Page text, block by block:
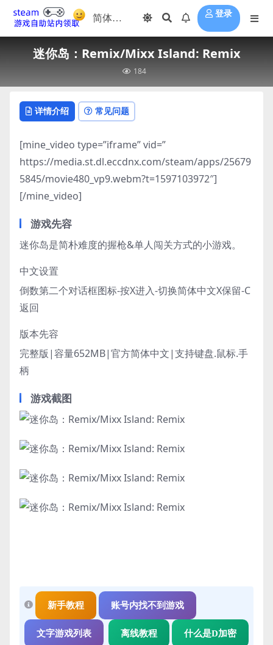
登录
迷你岛：Remix/Mixx Island: Remix
184
详情介绍 常见问题
[mine_video type=”iframe” vid=”
https://media.st.dl.eccdnx.com/steam/apps/25679
5845/movie480_vp9.webm?t=1597103972″]
[/mine_video]
游戏先容
迷你岛是简朴难度的握枪&单人闯关方式的小游戏。
中文设置
倒数第二个对话框图标-按X进入-切换简体中文X保留-C
返回
版本先容
完整版|容量652MB|官方简体中文|支持键盘.鼠标.手
柄
游戏截图
新手教程 账号内找不到游戏
文字游戏列表 离线教程 什么是D加密